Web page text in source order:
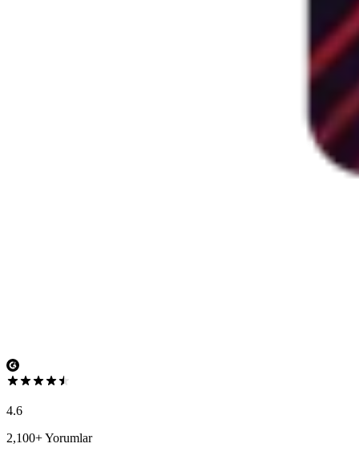
4.6
2,100+ Yorumlar